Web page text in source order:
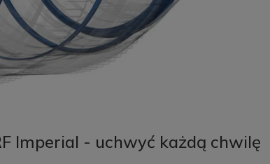
Imperial - uchwyć każdą chwilę